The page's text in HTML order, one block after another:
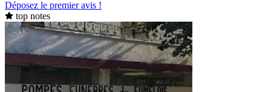
Déposez le premier avis !
top notes